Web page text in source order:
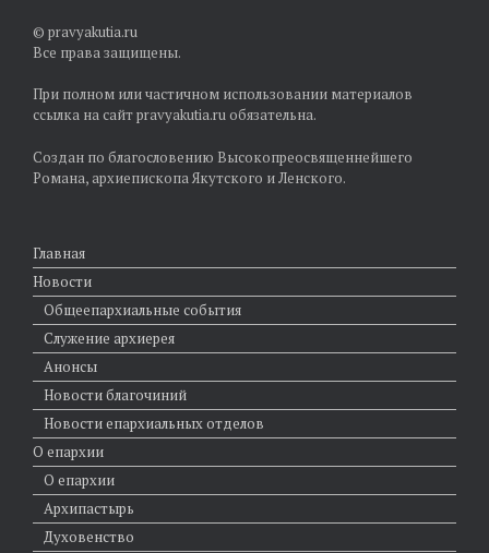
© pravyakutia.ru
Все права защищены.
При полном или частичном использовании материалов
ссылка на сайт pravyakutia.ru обязательна.
Создан по благословению Высокопреосвященнейшего
Романа, архиепископа Якутского и Ленского.
Главная
Новости
Общеепархиальные события
Служение архиерея
Анонсы
Новости благочиний
Новости епархиальных отделов
О епархии
О епархии
Архипастырь
Духовенство